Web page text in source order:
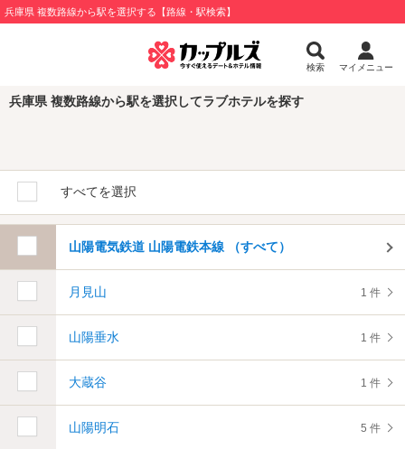
兵庫県 複数路線から駅を選択する【路線・駅検索】
検索 マイメニュー
兵庫県 複数路線から駅を選択してラブホテルを探す
すべてを選択
山陽電気鉄道 山陽電鉄本線 （すべて）
月見山 1 件
山陽垂水 1 件
大蔵谷 1 件
山陽明石 5 件